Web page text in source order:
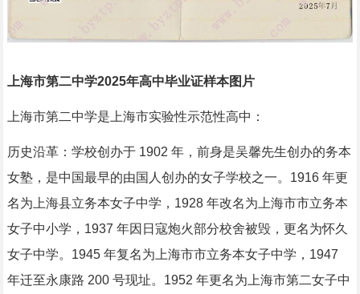
上海市第二中学2025年高中毕业证样本图片
上海市第二中学是上海市实验性示范性高中：
历史沿革：学校创办于 1902 年，前身是吴馨先生创办的务本
女塾，是中国最早的由国人创办的女子学校之一。1916 年更
名为上海县立务本女子中学，1928 年改名为上海市市立务本
女子中小学，1937 年因日寇炮火部分校舍被毁，更名为怀久
女子中学。1945 年复名为上海市市立务本女子中学，1947
年迁至永康路 200 号现址。1952 年更名为上海市第二女子中